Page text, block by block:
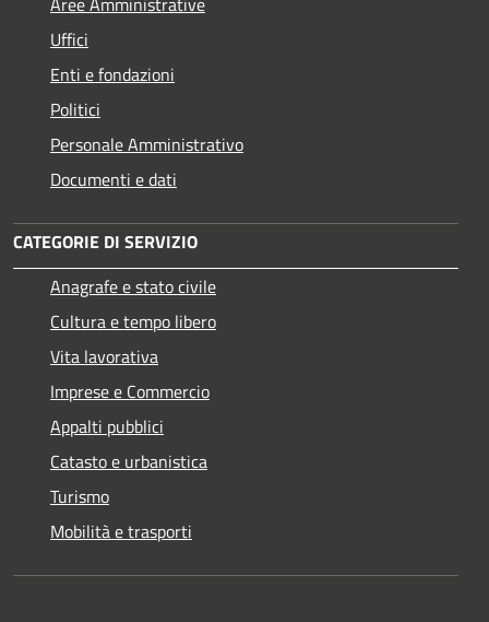
Uffici
Enti e fondazioni
Politici
Personale Amministrativo
Documenti e dati
CATEGORIE DI SERVIZIO
Anagrafe e stato civile
Cultura e tempo libero
Vita lavorativa
Imprese e Commercio
Appalti pubblici
Catasto e urbanistica
Turismo
Mobilità e trasporti